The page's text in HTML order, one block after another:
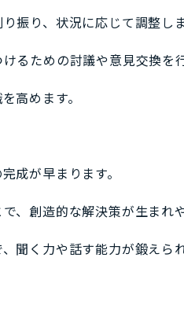
振り、状況に応じて調整しま
るための討議や意見交換を行
高めます。
成が早まります。
創造的な解決策が生まれ
聞く力や話す能力が鍛えられ